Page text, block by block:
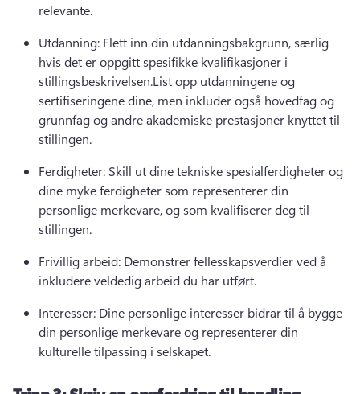
relevante.
Utdanning: Flett inn din utdanningsbakgrunn, særlig
hvis det er oppgitt spesifikke kvalifikasjoner i
stillingsbeskrivelsen.List opp utdanningene og
sertifiseringene dine, men inkluder også hovedfag og
grunnfag og andre akademiske prestasjoner knyttet til
stillingen.
Ferdigheter: Skill ut dine tekniske spesialferdigheter og
dine myke ferdigheter som representerer din
personlige merkevare, og som kvalifiserer deg til
stillingen.
Frivillig arbeid: Demonstrer fellesskapsverdier ved å
inkludere veldedig arbeid du har utført.
Interesser: Dine personlige interesser bidrar til å bygge
din personlige merkevare og representerer din
kulturelle tilpassing i selskapet.